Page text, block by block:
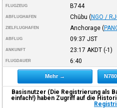
FLUGZEUG B744
ABFLUGHAFEN Chūbu (NGO /
ZIELFLUGHAFEN Anchorage (
ABFLUG 09:37 JST
ANKUNFT 23:17 AKDT(-1)
FLUGDAUER 6:40
Mehr →
Basisnutzer (Die Registrierung als
einfach!) haben Zugriff auf die